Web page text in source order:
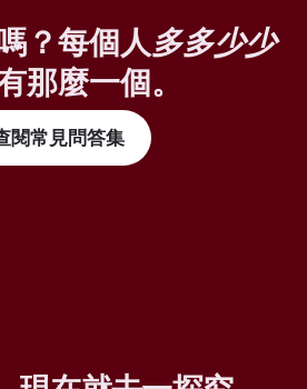
？每個人多多少少
那麼一個。
閱常見問答集